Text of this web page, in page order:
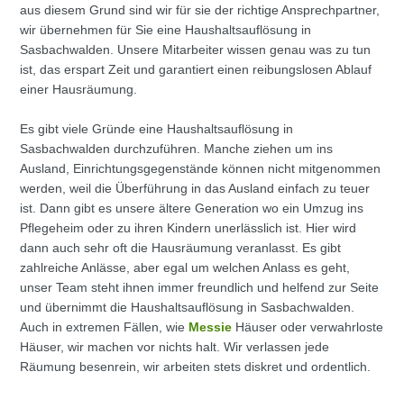
aus diesem Grund sind wir für sie der richtige Ansprechpartner,
wir übernehmen für Sie eine Haushaltsauflösung in
Sasbachwalden. Unsere Mitarbeiter wissen genau was zu tun
ist, das erspart Zeit und garantiert einen reibungslosen Ablauf
einer Hausräumung.
Es gibt viele Gründe eine Haushaltsauflösung in
Sasbachwalden durchzuführen. Manche ziehen um ins
Ausland, Einrichtungsgegenstände können nicht mitgenommen
werden, weil die Überführung in das Ausland einfach zu teuer
ist. Dann gibt es unsere ältere Generation wo ein Umzug ins
Pflegeheim oder zu ihren Kindern unerlässlich ist. Hier wird
dann auch sehr oft die Hausräumung veranlasst. Es gibt
zahlreiche Anlässe, aber egal um welchen Anlass es geht,
unser Team steht ihnen immer freundlich und helfend zur Seite
und übernimmt die Haushaltsauflösung in Sasbachwalden.
Auch in extremen Fällen, wie Messie Häuser oder verwahrloste
Häuser, wir machen vor nichts halt. Wir verlassen jede
Räumung besenrein, wir arbeiten stets diskret und ordentlich.